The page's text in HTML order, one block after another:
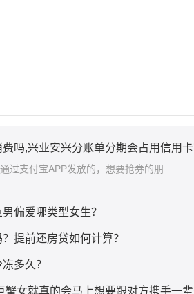
吗,兴业安兴分账单分期会占用信用
过支付宝APP发放的，想要抢券的朋
偏爱哪类型女生？
提前还房贷如何计算？
多久？
女就真的会马上想要跟对方携手一辈